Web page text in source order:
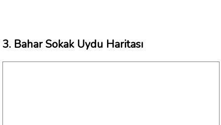
3. Bahar Sokak Uydu Haritası